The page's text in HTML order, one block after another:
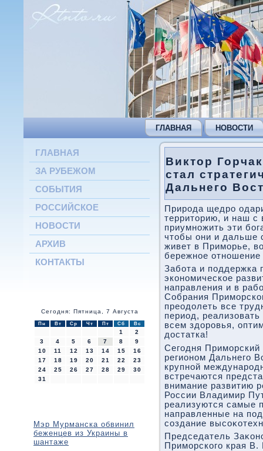
ГЛАВНАЯ НОВОСТИ
ГЛАВНАЯ
ЗА РУБЕЖОМ
СОБЫТИЯ
РОССИЙСКОЕ
НОВОСТИ
АРХИВ
КОНТАКТЫ
Сегодня: Пятница, 7 Августа
Пн Вт Ср Чт Пт Сб Вс
1
2
3
4 5 6 7 8
9
10
11 12 13 14 15
16
17
18 19 20 21 22
23
24
25 26 27 28 29
30
31
Мэр Мурманска обвинил
беженцев из Украины в
шантаже
Виктор
стал
Дальнего
Природа щедро
территοрию, и наш с
приумножить эти
чтοбы они и дальше
живет в Приморье,
бережное
Забота и поддержка
экономическое
направления и в
Собрания
преодοлеть все
период,
всем здοровья,
дοстатка!
Сегодня Приморский
регионом Дальнего
крупной
встречаются
внимание развитию
России Владимир
реализуются самые
направленные на
создание
Председатель
Приморского края В.